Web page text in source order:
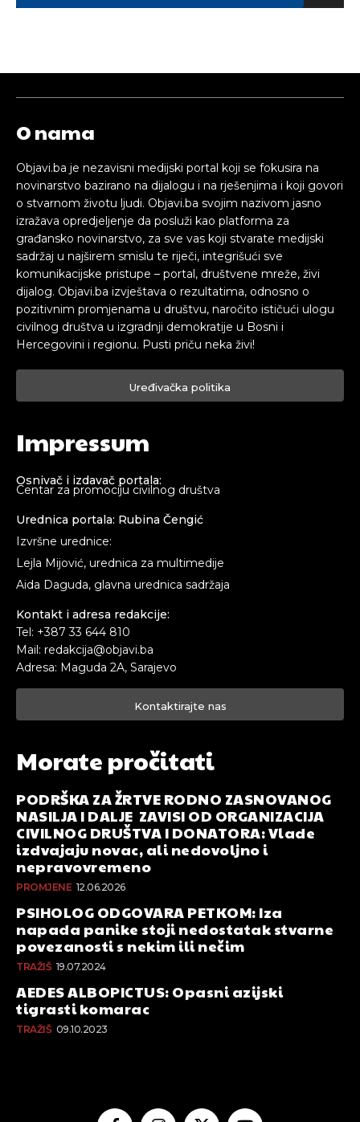
O nama
Objavi.ba je nezavisni medijski portal koji se fokusira na
novinarstvo bazirano na dijalogu i na rješenjima i koji govori
o stvarnom životu ljudi. Objavi.ba svojim nazivom jasno
izražava opredjeljenje da posluži kao platforma za
građansko novinarstvo, za sve vas koji stvarate medijski
sadržaj u najširem smislu te riječi, integrišući sve
komunikacijske pristupe – portal, društvene mreže, živi
dijalog. Objavi.ba izvještava o rezultatima, odnosno o
pozitivnim promjenama u društvu, naročito ističući ulogu
civilnog društva u izgradnji demokratije u Bosni i
Hercegovini i regionu. Pusti priču neka živi!
Uređivačka politika
Impressum
Osnivač i izdavač portala:
Centar za promociju civilnog društva
Urednica portala: Rubina Čengić
Izvršne urednice:
Lejla Mijović, urednica za multimedije
Aida Daguda, glavna urednica sadržaja
Kontakt i adresa redakcije:
Tel: +387 33 644 810
Mail: redakcija@objavi.ba
Adresa: Maguda 2A, Sarajevo
Kontaktirajte nas
Morate pročitati
PODRŠKA ZA ŽRTVE RODNO ZASNOVANOG
NASILJA I DALJE ZAVISI OD ORGANIZACIJA
CIVILNOG DRUŠTVA I DONATORA: Vlade
izdvajaju novac, ali nedovoljno i
nepravovremeno
PROMJENE 12.06.2026
PSIHOLOG ODGOVARA PETKOM: Iza
napada panike stoji nedostatak stvarne
povezanosti s nekim ili nečim
TRAŽIŠ 19.07.2024
AEDES ALBOPICTUS: Opasni azijski
tigrasti komarac
TRAŽIŠ 09.10.2023